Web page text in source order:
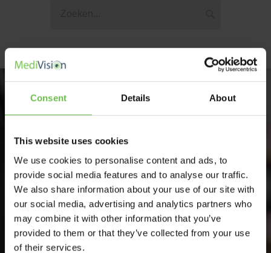
Consent Details About
This website uses cookies
We use cookies to personalise content and ads, to
provide social media features and to analyse our traffic.
We also share information about your use of our site with
our social media, advertising and analytics partners who
may combine it with other information that you’ve
provided to them or that they’ve collected from your use
of their services.
Kennis maken met onze
specialisten
Meer informatie of een afspraak plannen met één van
onze collega's? Geen probleem!
Ons team staat klaar om vrijblijvend langs te komen
of contact op te nemen.